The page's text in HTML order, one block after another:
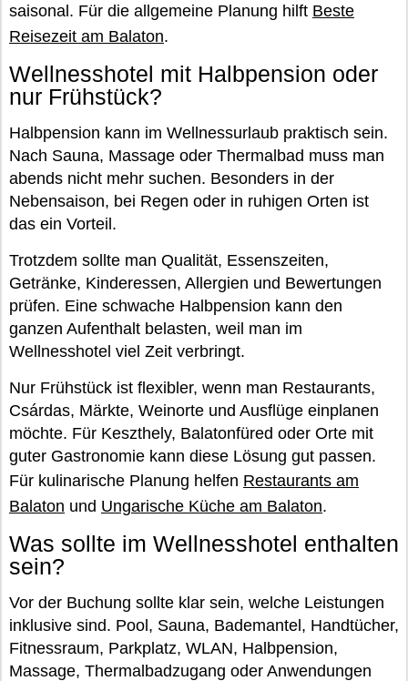
saisonal. Für die allgemeine Planung hilft Beste
Reisezeit am Balaton.
Wellnesshotel mit Halbpension oder
nur Frühstück?
Halbpension kann im Wellnessurlaub praktisch sein.
Nach Sauna, Massage oder Thermalbad muss man
abends nicht mehr suchen. Besonders in der
Nebensaison, bei Regen oder in ruhigen Orten ist
das ein Vorteil.
Trotzdem sollte man Qualität, Essenszeiten,
Getränke, Kinderessen, Allergien und Bewertungen
prüfen. Eine schwache Halbpension kann den
ganzen Aufenthalt belasten, weil man im
Wellnesshotel viel Zeit verbringt.
Nur Frühstück ist flexibler, wenn man Restaurants,
Csárdas, Märkte, Weinorte und Ausflüge einplanen
möchte. Für Keszthely, Balatonfüred oder Orte mit
guter Gastronomie kann diese Lösung gut passen.
Für kulinarische Planung helfen Restaurants am
Balaton und Ungarische Küche am Balaton.
Was sollte im Wellnesshotel enthalten
sein?
Vor der Buchung sollte klar sein, welche Leistungen
inklusive sind. Pool, Sauna, Bademantel, Handtücher,
Fitnessraum, Parkplatz, WLAN, Halbpension,
Massage, Thermalbadzugang oder Anwendungen